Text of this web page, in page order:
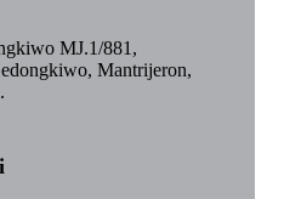
MJ.1/881,
Mantrijeron,